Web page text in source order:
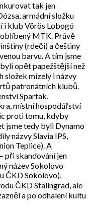
tak jen
armádní složku
i klub Vörös Lobogó
MTK. Právě
(rdeči) a češtiny
barvu. A tím jsme
opět papežštější než
složek mizely i názvy
patronátních klubů.
Spartak,
místní hospodářství
proti tomu, kdyby
jsme tedy byli Dynamo
názvy Slavia IPS,
Teplice). A
při skandování jen
název Sokolovo
ČKD Sokolovo),
ČKD Stalingrad, ale
a po odhalení kultu